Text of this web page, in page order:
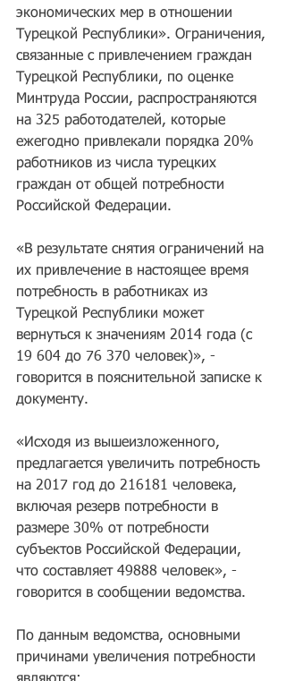
экономических мер в отношении
Турецкой Республики». Ограничения,
связанные с привлечением граждан
Турецкой Республики, по оценке
Минтруда России, распространяются
на 325 работодателей, которые
ежегодно привлекали порядка 20%
работников из числа турецких
граждан от общей потребности
Российской Федерации.
«В результате снятия ограничений на
их привлечение в настоящее время
потребность в работниках из
Турецкой Республики может
вернуться к значениям 2014 года (с
19 604 до 76 370 человек)», -
говорится в пояснительной записке к
документу.
«Исходя из вышеизложенного,
предлагается увеличить потребность
на 2017 год до 216181 человека,
включая резерв потребности в
размере 30% от потребности
субъектов Российской Федерации,
что составляет 49888 человек», -
говорится в сообщении ведомства.
По данным ведомства, основными
причинами увеличения потребности